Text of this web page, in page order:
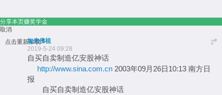
分享本页赚奖学金
取消
点击重新加载
2#
如来佛祖
2019-5-24 09:28
自买自卖制造亿安股神话
http://www.sina.com.cn 2003年09月26日10:13 南方日
报
自买自卖制造亿安股神话